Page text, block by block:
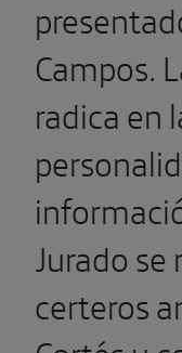
Campos.
radica en
Jurado se
certeros